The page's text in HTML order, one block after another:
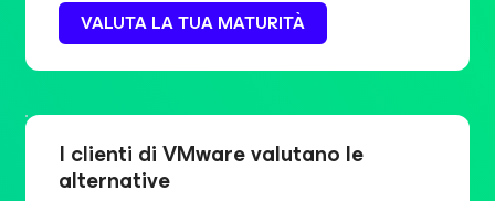
VALUTA LA TUA MATURITÀ
I clienti di VMware valutano le
alternative